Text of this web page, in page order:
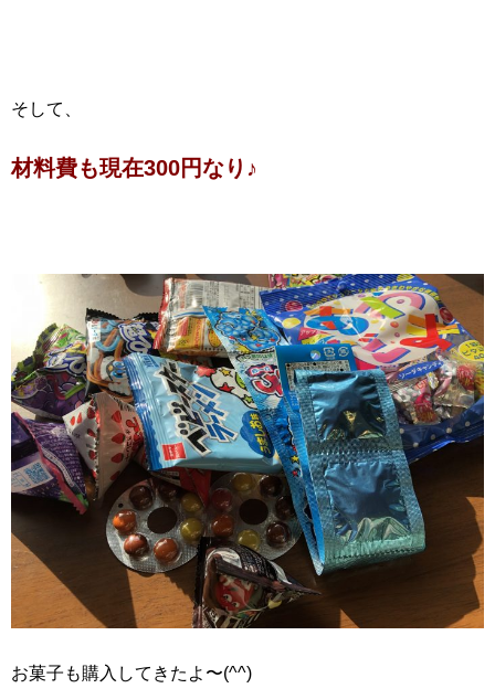
そして、
材料費も現在300円なり♪
お菓子も購入してきたよ〜(^^)